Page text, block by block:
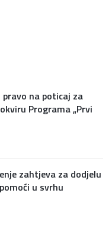
na poticaj za
Programa „Prvi
zahtjeva za dodjelu
u svrhu